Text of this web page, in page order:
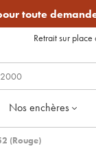
toute
Retrait sur place
Nos enchères
(Rouge)